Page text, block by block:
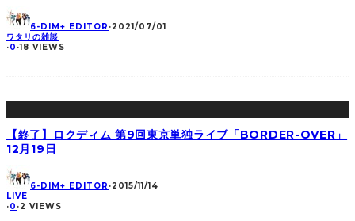
6-DIM+ EDITOR ·2021/07/01
ワタリの雑談
·0 ·18 VIEWS
【終了】ロクディム 第9回東京単独ライブ「BORDER-OVER」
12月19日
6-DIM+ EDITOR ·2015/11/14
LIVE
·0 ·2 VIEWS